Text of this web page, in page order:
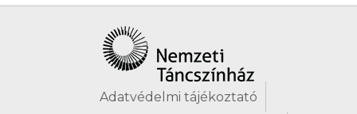
Adatvédelmi tájékoztató